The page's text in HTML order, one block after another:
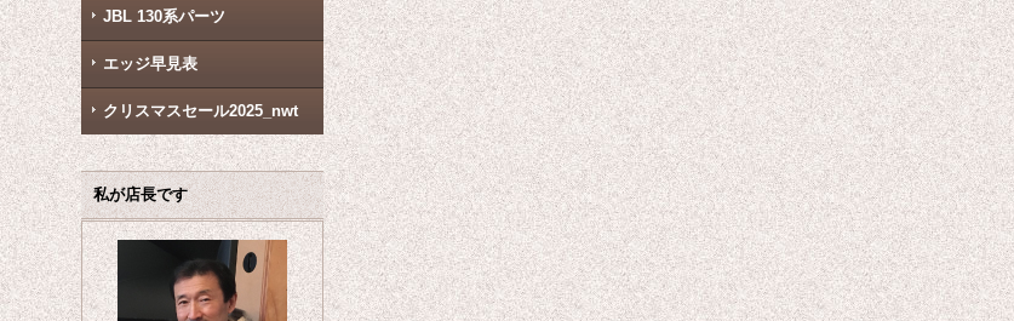
JBL 130系パーツ
エッジ早見表
クリスマスセール2025_nwt
私が店長です